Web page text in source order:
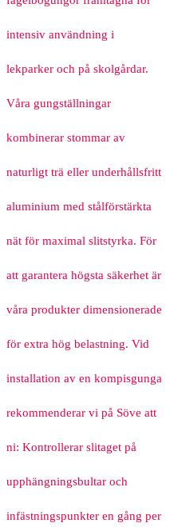
intensiv användning i
lekparker och på skolgårdar.
Våra gungställningar
kombinerar stommar av
naturligt trä eller underhållsfritt
aluminium med stålförstärkta
nät för maximal slitstyrka. För
att garantera högsta säkerhet är
våra produkter dimensionerade
för extra hög belastning. Vid
installation av en kompisgunga
rekommenderar vi på Söve att
ni: Kontrollerar slitaget på
upphängningsbultar och
infästningspunkter en gång per